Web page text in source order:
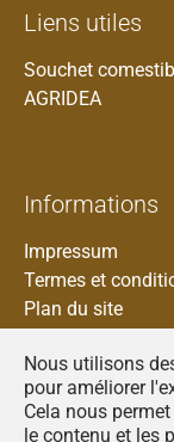
Nous utilisons
pour améliorer
Cela nous
le contenu et les
Liens utiles
Souchet
AGRIDEA
Informations
Impressum
Termes et
Plan du site
Francais